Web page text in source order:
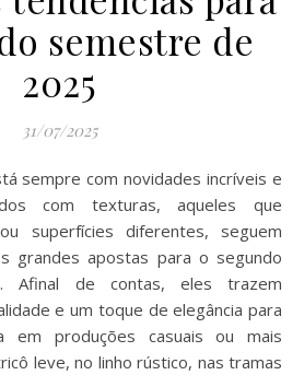
semestre de
2025
31/07/2025
com texturas, aqueles que
superfícies diferentes, seguem
grandes apostas para o segundo
Afinal de contas, eles trazem
e um toque de elegância para
em produções casuais ou mais
leve, no linho rústico, nas tramas